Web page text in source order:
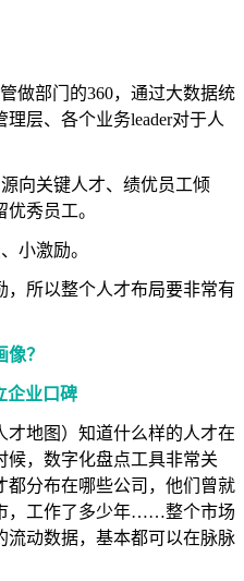
做部门的360，通过大数据统
层、各个业务leader对于人
向关键人才、绩优员工倾
秀员工。
小激励。
，所以整个人才布局要非常有
？
企业口碑
才地图）知道什么样的人才在
候，数字化盘点工具非常关
都分布在哪些公司，他们曾就
，工作了多少年……整个市场
流动数据，基本都可以在脉脉